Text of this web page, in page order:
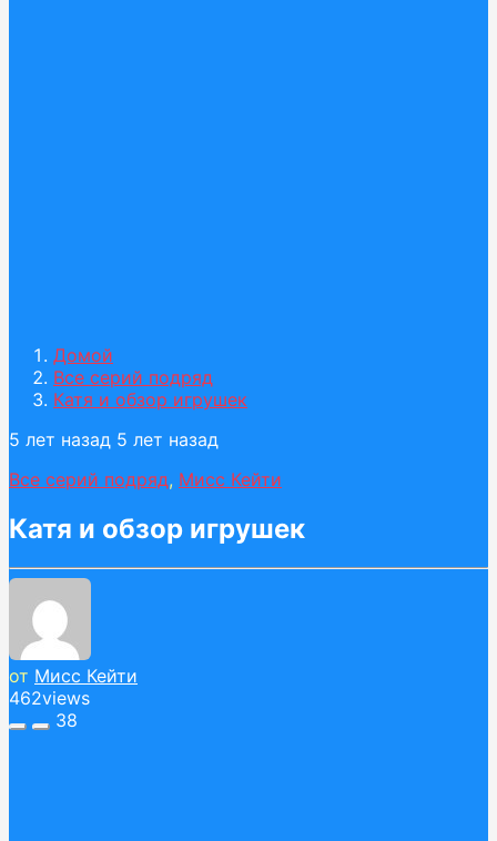
Домой
Все серий подряд
Катя и обзор игрушек
5 лет назад 5 лет назад
Все серий подряд, Мисс Кейти
Катя и обзор игрушек
от Мисс Кейти
462views
38